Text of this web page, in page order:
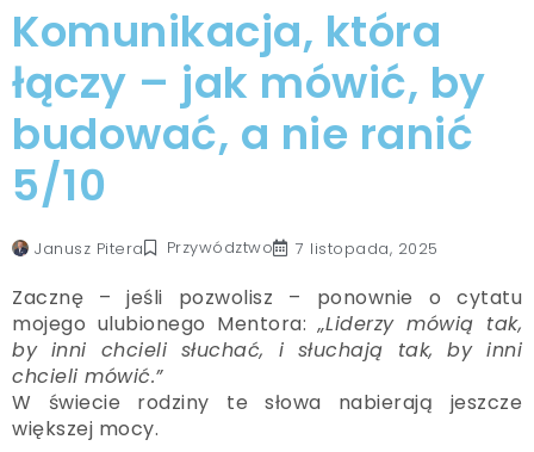
Komunikacja, która
łączy – jak mówić, by
budować, a nie ranić
5/10
Janusz Pitera Przywództwo 7 listopada, 2025
Zacznę – jeśli pozwolisz – ponownie o cytatu
mojego ulubionego Mentora:„Liderzy mówią tak,
by inni chcieli słuchać, i słuchają tak, by inni
chcieli mówić.”
W świecie rodziny te słowa nabierają jeszcze
większej mocy.